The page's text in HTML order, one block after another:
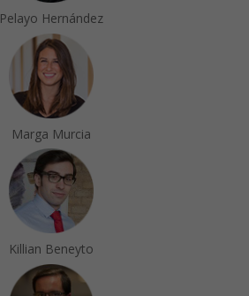
Pelayo Hernández
Marga Murcia
Killian Beneyto